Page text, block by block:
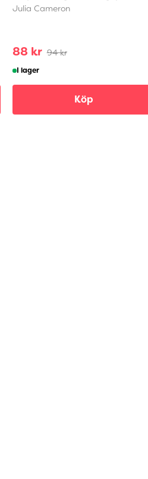
Julia Cameron
88 kr 94 kr
I lager
Köp